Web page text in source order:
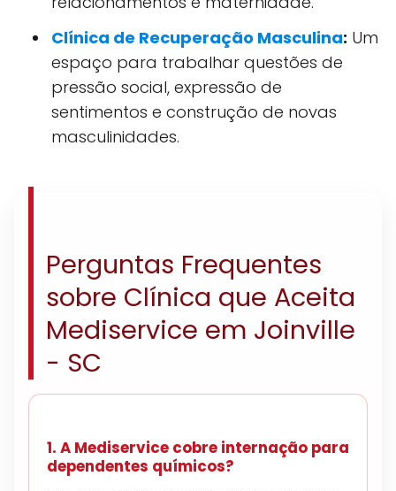
Clínica de Recuperação Masculina: Um
espaço para trabalhar questões de
pressão social, expressão de
sentimentos e construção de novas
masculinidades.
Perguntas Frequentes
sobre Clínica que Aceita
Mediservice em Joinville
- SC
1. A Mediservice cobre internação para
dependentes químicos?